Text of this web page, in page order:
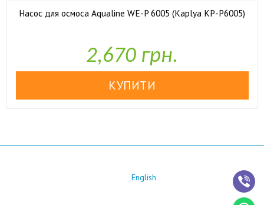
Насос для осмоса Aqualine WE-P 6005 (Kaplya KP-P6005)
2,670 грн.
English